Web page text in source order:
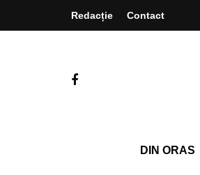
Redacție Contact
DIN ORAS